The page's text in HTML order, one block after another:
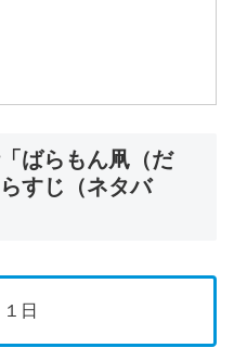
ばらもん凧（だ
すじ（ネタバ
日